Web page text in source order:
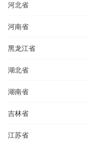
河北省
河南省
黑龙江省
湖北省
湖南省
吉林省
江苏省